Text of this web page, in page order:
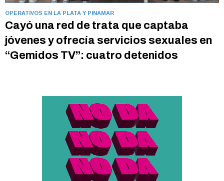
OPERATIVOS EN LA PLATA Y PINAMAR
Cayó una red de trata que captaba
jóvenes y ofrecía servicios sexuales en
“Gemidos TV”: cuatro detenidos